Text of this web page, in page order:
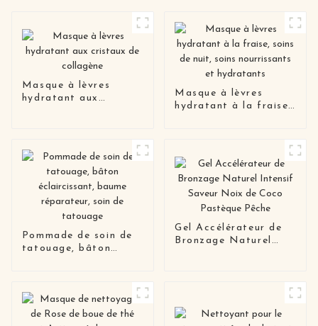
Masque à lèvres
hydratant aux
Masque à lèvres
hydratant à la fraise,
Pommade de soin de
tatouage, bâton
Gel Accélérateur de
Bronzage Naturel